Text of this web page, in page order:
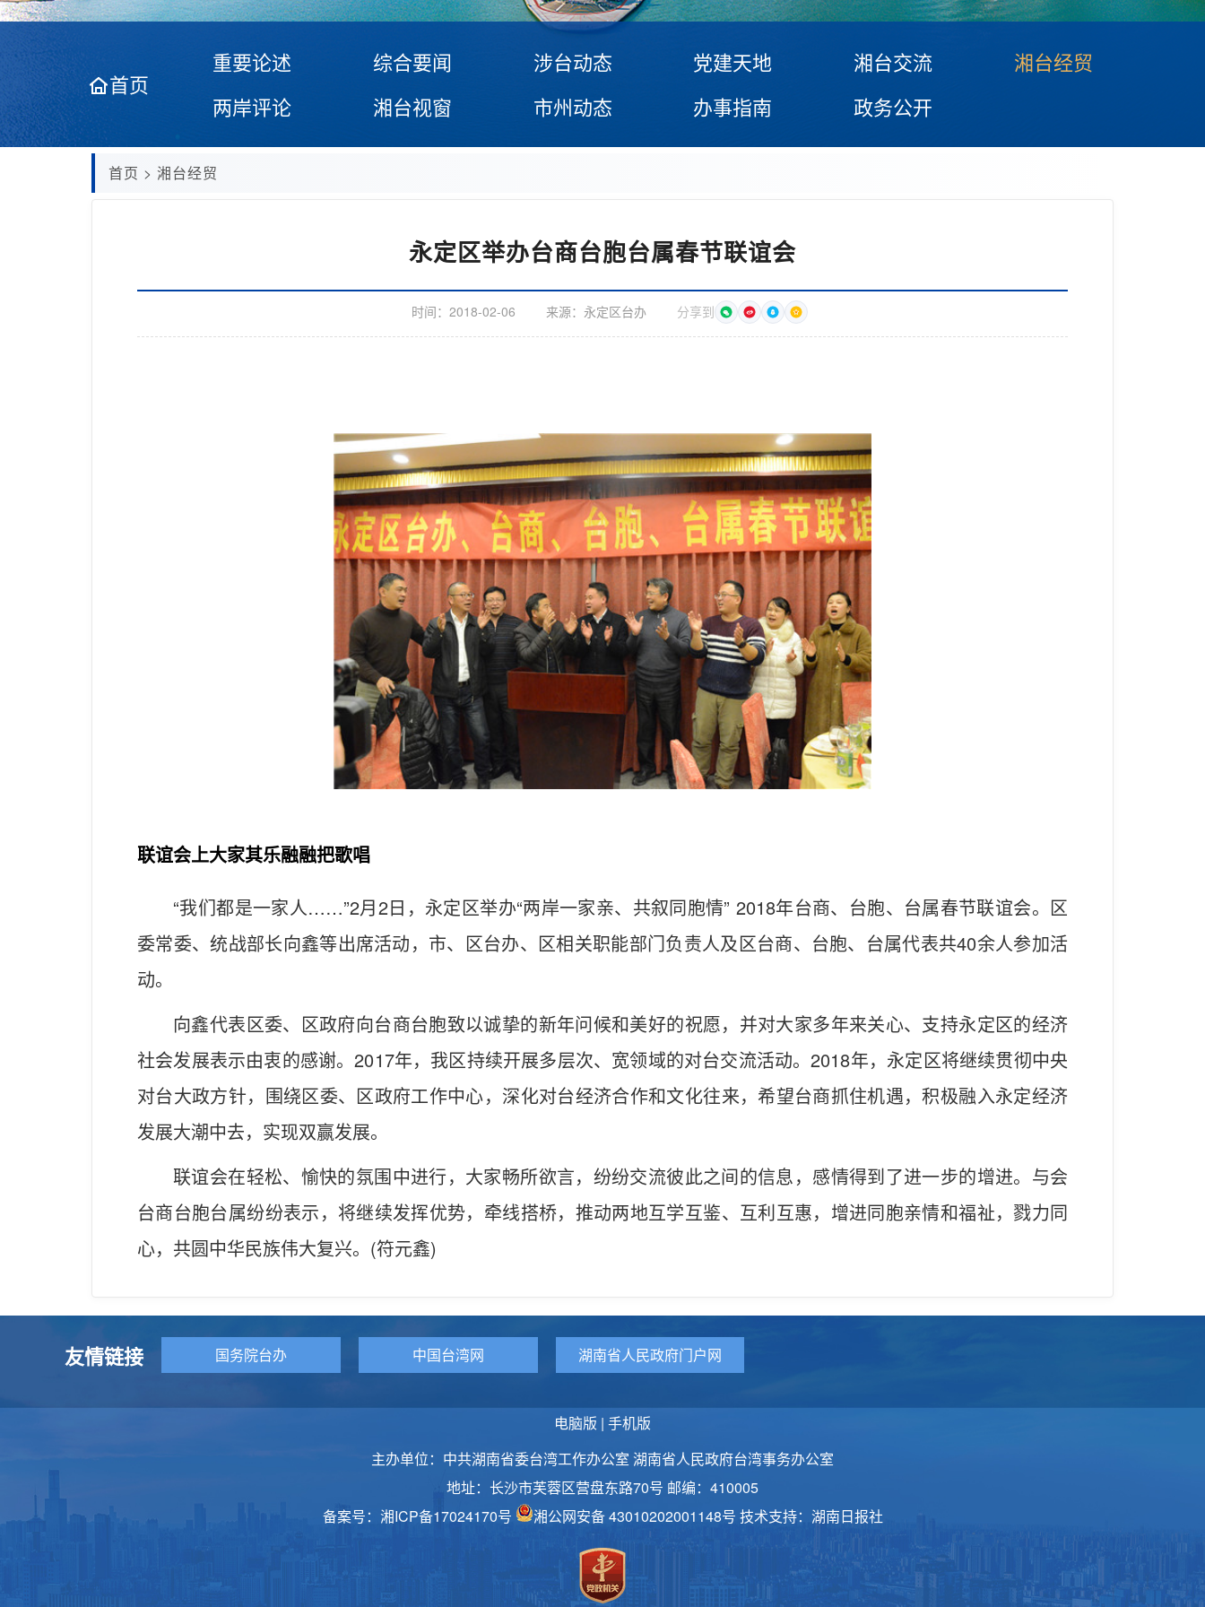
首页
重要论述 综合要闻 涉台动态 党建天地 湘台交流
湘台经贸
两岸评论
湘台视窗 市州动态 办事指南 政务公开
首页 > 湘台经贸
永定区举办台商台胞台属春节联谊会
时间： 2018-02-06 来源： 永定区台办 分享到
联谊会上大家其乐融融把歌唱
“我们都是一家人……”2月2日，永定区举办“两岸一家亲、共叙同胞情” 2018年台商、台胞、台属春节联谊会。区
委常委、统战部长向鑫等出席活动，市、区台办、区相关职能部门负责人及区台商、台胞、台属代表共40余人参加活
动。
向鑫代表区委、区政府向台商台胞致以诚挚的新年问候和美好的祝愿，并对大家多年来关心、支持永定区的经济
社会发展表示由衷的感谢。2017年，我区持续开展多层次、宽领域的对台交流活动。2018年，永定区将继续贯彻中央
对台大政方针，围绕区委、区政府工作中心，深化对台经济合作和文化往来，希望台商抓住机遇，积极融入永定经济
发展大潮中去，实现双赢发展。
联谊会在轻松、愉快的氛围中进行，大家畅所欲言，纷纷交流彼此之间的信息，感情得到了进一步的增进。与会
台商台胞台属纷纷表示，将继续发挥优势，牵线搭桥，推动两地互学互鉴、互利互惠，增进同胞亲情和福祉，戮力同
心，共圆中华民族伟大复兴。(符元鑫)
友情链接 国务院台办 中国台湾网 湖南省人民政府门户网
电脑版 | 手机版
主办单位：中共湖南省委台湾工作办公室 湖南省人民政府台湾事务办公室
地址：长沙市芙蓉区营盘东路70号 邮编：410005
备案号： 湘ICP备17024170号 湘公网安备 43010202001148号 技术支持：湖南日报社